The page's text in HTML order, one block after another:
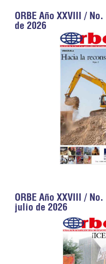
ORBE Año XXVIII /
de 2026
ORBE Año XXVIII /
julio de 2026